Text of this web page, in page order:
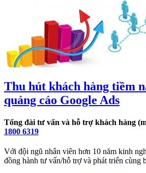
Thu hút khách hàng tiềm
quảng cáo Google Ads
Tổng đài tư vấn và hỗ trợ khách hàng
1800 6319
Với đội ngũ nhân viên hơn 10 năm kinh
đồng hành tư vấn/hỗ trợ và phát triển cùng